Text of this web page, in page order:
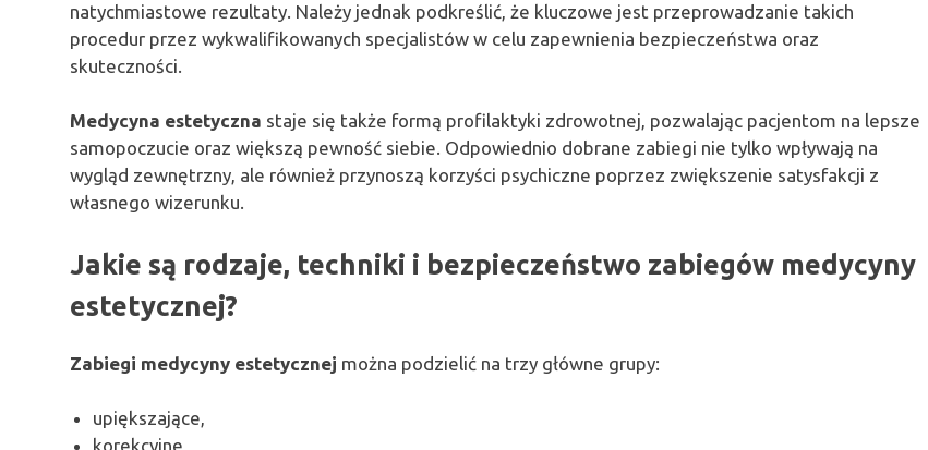
natychmiastowe rezultaty. Należy jednak podkreślić, że kluczowe jest przeprowadzanie takich
procedur przez wykwalifikowanych specjalistów w celu zapewnienia bezpieczeństwa oraz
skuteczności.
Medycyna estetyczna staje się także formą profilaktyki zdrowotnej, pozwalając pacjentom na lepsze
samopoczucie oraz większą pewność siebie. Odpowiednio dobrane zabiegi nie tylko wpływają na
wygląd zewnętrzny, ale również przynoszą korzyści psychiczne poprzez zwiększenie satysfakcji z
własnego wizerunku.
Jakie są rodzaje, techniki i bezpieczeństwo zabiegów medycyny
estetycznej?
Zabiegi medycyny estetycznej można podzielić na trzy główne grupy:
upiększające,
korekcyjne,